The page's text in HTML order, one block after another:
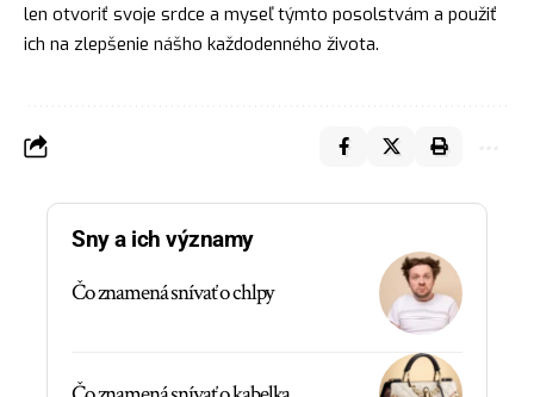
len otvoriť svoje srdce a myseľ týmto posolstvám a použiť
ich na zlepšenie nášho každodenného života.
Sny a ich významy
Čo znamená snívať o chlpy